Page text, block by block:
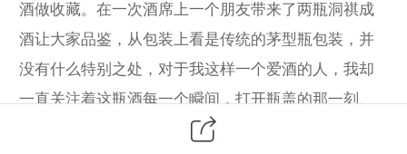
酒做收藏。在一次酒席上一个朋友带来了两瓶洞祺成
酒让大家品鉴，从包装上看是传统的茅型瓶包装，并
没有什么特别之处，对于我这样一个爱酒的人，我却
一直关注着这瓶酒每一个瞬间，打开瓶盖的那一刻、
倒酒的瞬间、酒杯倒上酒在我面前时、轻摇酒杯、